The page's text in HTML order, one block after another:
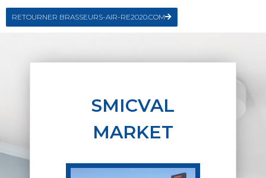
RETOURNER BRASSEURS-AIR-RE2020.COM
SMICVAL
MARKET